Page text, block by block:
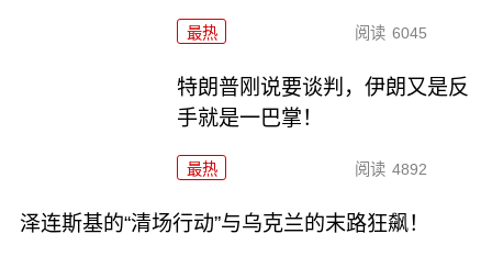
最热 阅读 6045
特朗普刚说要谈判，伊朗又是反
手就是一巴掌！
最热 阅读 4892
泽连斯基的“清场行动”与乌克兰的末路狂飙！